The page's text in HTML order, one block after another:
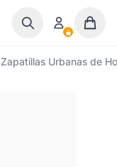
Zapatillas Urbanas de